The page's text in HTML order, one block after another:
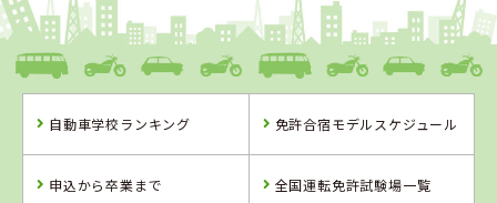
静岡県
綜合自動車学校
自動車学校ランキング 免許合宿モデルスケジュール
申込から卒業まで 全国運転免許試験場一覧